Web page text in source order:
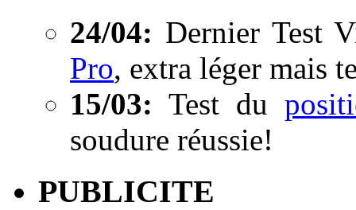
24/04: Dernier Test
Pro, extra léger mais
15/03: Test du
soudure réussie!
PUBLICITE